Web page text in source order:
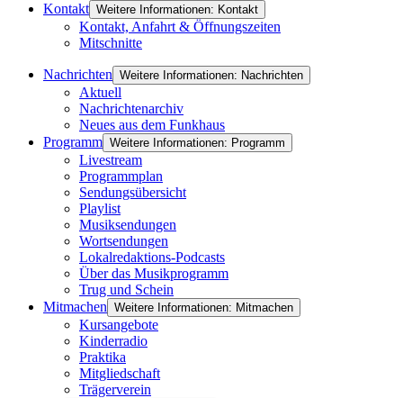
Kontakt Weitere Informationen: Kontakt
Kontakt, Anfahrt & Öffnungszeiten
Mitschnitte
Nachrichten Weitere Informationen: Nachrichten
Aktuell
Nachrichtenarchiv
Neues aus dem Funkhaus
Programm Weitere Informationen: Programm
Livestream
Programmplan
Sendungsübersicht
Playlist
Musiksendungen
Wortsendungen
Lokalredaktions-Podcasts
Über das Musikprogramm
Trug und Schein
Mitmachen Weitere Informationen: Mitmachen
Kursangebote
Kinderradio
Praktika
Mitgliedschaft
Trägerverein